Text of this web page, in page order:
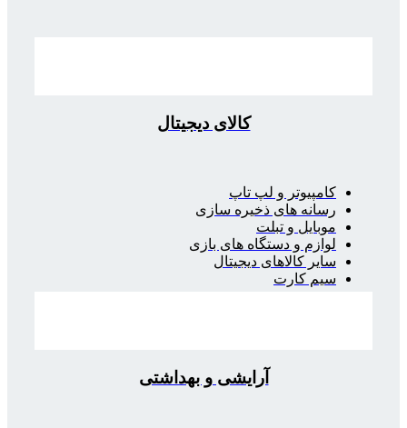
کالای دیجیتال
کامپیوتر و لپ تاپ
رسانه های ذخیره سازی
موبایل و تبلت
لوازم و دستگاه های بازی
سایر کالاهای دیجیتال
سیم کارت
آرایشی و بهداشتی